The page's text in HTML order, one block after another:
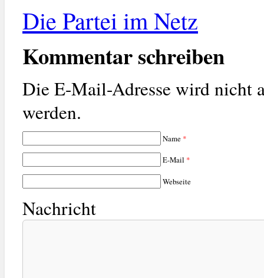
Die Partei im Netz
Kommentar schreiben
Die E-Mail-Adresse wird nicht
werden.
Name *
E-Mail *
Webseite
Nachricht